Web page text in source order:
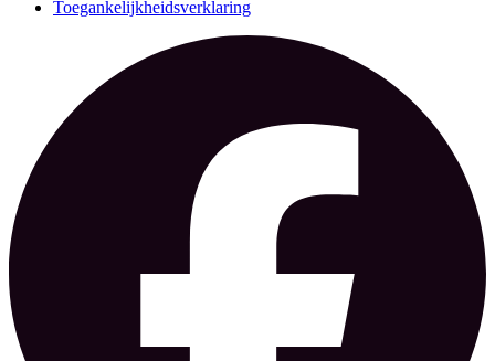
Toegankelijkheidsverklaring